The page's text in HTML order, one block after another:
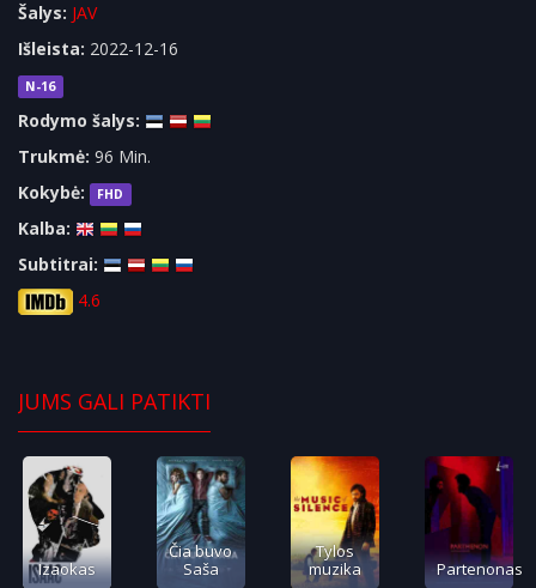
Šalys: JAV
Išleista: 2022-12-16
N-16
Rodymo šalys:
Trukmė: 96 Min.
Kokybė:
FHD
Kalba:
Subtitrai:
4.6
JUMS GALI PATIKTI
Izaokas
Čia buvo
Saša
Tylos
muzika
Partenonas